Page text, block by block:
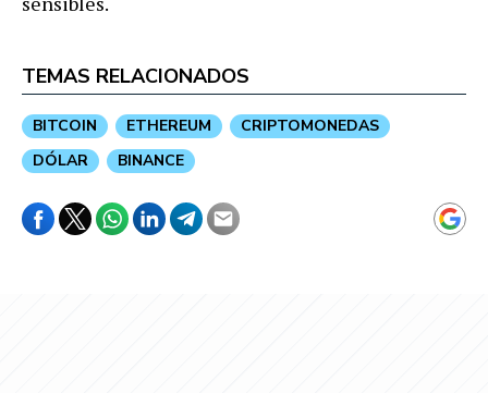
TEMAS RELACIONADOS
BITCOIN ETHEREUM
CRIPTOMONEDAS
DÓLAR
BINANCE